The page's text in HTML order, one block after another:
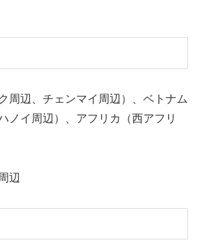
周辺、チェンマイ周辺）、ベトナム
ノイ周辺）、アフリカ（西アフリ
辺